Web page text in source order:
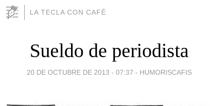
LA TECLA CON CAFÉ
Sueldo de periodista
20 DE OCTUBRE DE 2013 - 07:37 - HUMORISCAFIS